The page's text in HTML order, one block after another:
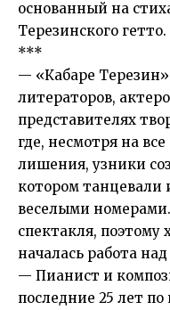
основанный на
Терезинского гетто.
***
— «Кабаре
литераторов,
представителях
где, несмотря на
лишения, узники
котором танцевали
веселыми
спектакля, поэтому
началась работа
— Пианист и
последние 25 лет